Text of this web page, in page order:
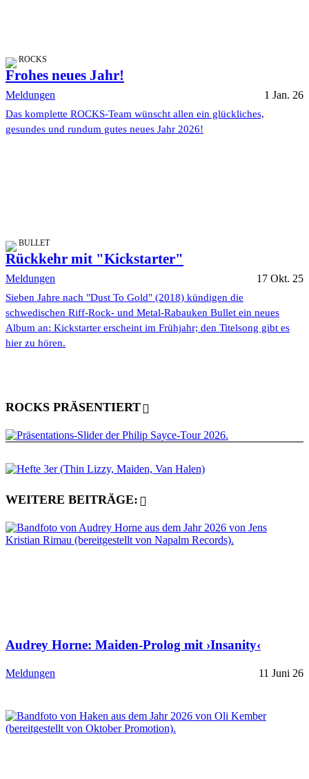
ROCKS
Frohes neues Jahr!
Meldungen 1 Jan. 26
Das komplette ROCKS-Team wünscht allen ein glückliches,
gesundes und rundum gutes neues Jahr 2026!
BULLET
Rückkehr mit "Kickstarter"
Meldungen 17 Okt. 25
Sieben Jahre nach "Dust To Gold" (2018) kündigen die
schwedischen Riff-Rock- und Metal-Rabauken Bullet ein neues
Album an: Kickstarter erscheint im Frühjahr; den Titelsong gibt es
hier zu hören.
ROCKS PRÄSENTIERT
WEITERE BEITRÄGE:
Audrey Horne: Maiden-Prolog mit ›Insanity‹
Meldungen 11 Juni 26